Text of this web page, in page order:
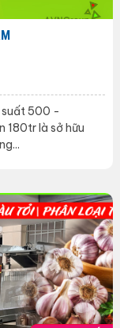
suất 500 -
180tr là sở hữu